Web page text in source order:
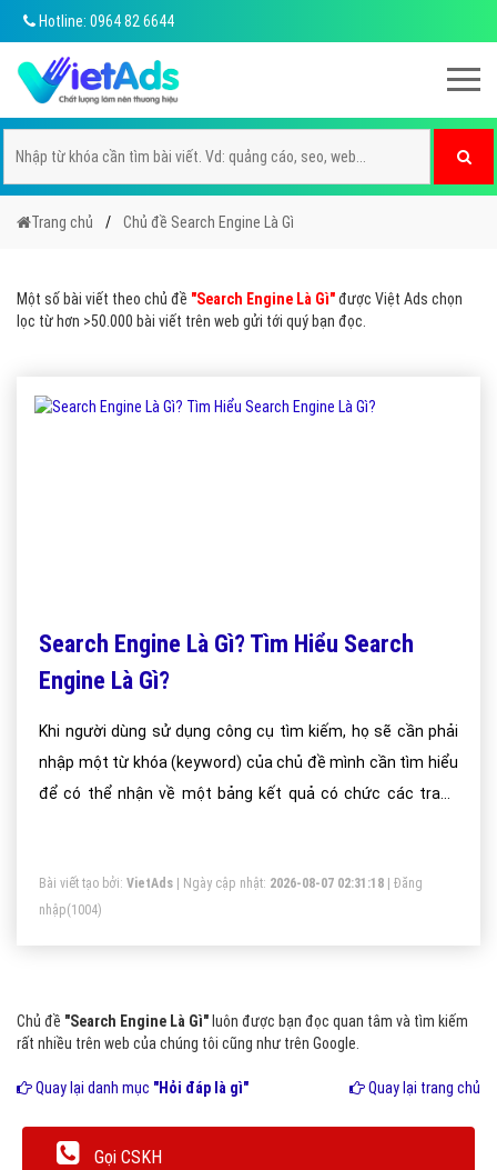
Hotline: 0964 82 6644
Trang chủ Chủ đề Search Engine Là Gì
Một số bài viết theo chủ đề "Search Engine Là Gì"được Việt Ads chọn
lọc từ hơn >50.000 bài viết trên web gửi tới quý bạn đọc.
Search Engine Là Gì? Tìm Hiểu Search
Engine Là Gì?
Khi người dùng sử dụng công cụ tìm kiếm, họ sẽ cần phải
nhập một từ khóa (keyword) của chủ đề mình cần tìm hiểu
để có thể nhận về một bảng kết quả có chức các trang
quan đến chủ đề tìm kiếm đó mà người dùng đang muốn
tìm.
Bài viết tạo bởi: VietAds | Ngày cập nhật: 2026-08-07 02:31:18
Đăng
nhập(1004)
Chủ đề "Search Engine Là Gì" luôn được bạn đọc quan tâm và tìm kiếm
rất nhiều trên web của chúng tôi cũng như trên Google.
Quay lại danh mục "Hỏi đáp là gì" Quay lại trang chủ
Gọi CSKH